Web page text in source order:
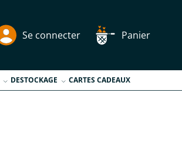
Se connecter Panier
DESTOCKAGE CARTES CADEAUX